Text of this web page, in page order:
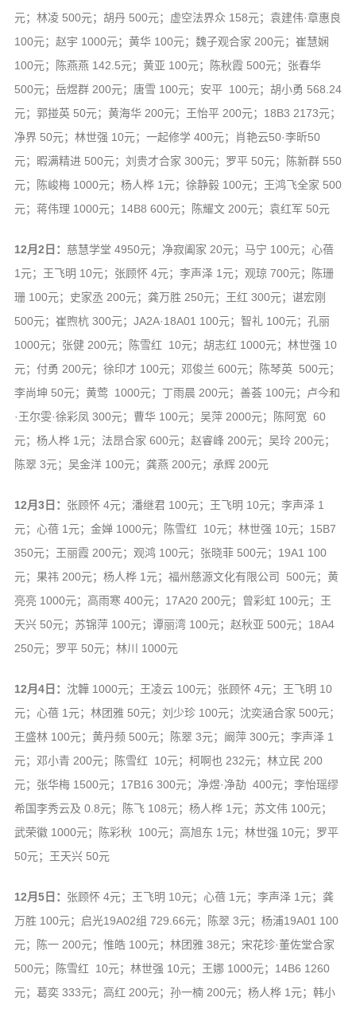
元；林凌 500元；胡丹 500元；虚空法界众 158元；袁建伟·章惠良
100元；赵宇 1000元；黄华 100元；魏子观合家 200元；崔慧娴
100元；陈燕燕 142.5元；黄亚 100元；陈秋霞 500元；张春华
500元；岳煜群 200元；唐雪 100元；安平 100元；胡小勇 568.24
元；郭掽英 50元；黄海华 200元；王怡平 200元；18B3 2173元；
净界 50元；林世强 10元；一起修学 400元；肖艳云50·李昕50
元；暇满精进 500元；刘贵才合家 300元；罗平 50元；陈新群 550
元；陈峻梅 1000元；杨人桦 1元；徐静毅 100元；王鸿飞全家 500
元；蒋伟理 1000元；14B8 600元；陈耀文 200元；袁红军 50元
12月2日： 慈慧学堂 4950元；净寂阖家 20元；马宁 100元；心蓓
1元；王飞明 10元；张顾怀 4元；李声泽 1元；观琼 700元；陈珊
珊 100元；史家丞 200元；龚万胜 250元；王红 300元；谌宏刚
500元；崔煦杭 300元；JA2A·18A01 100元；智礼 100元；孔丽
1000元；张健 200元；陈雪红 10元；胡志红 1000元；林世强 10
元；付勇 200元；徐印才 100元；邓俊兰 600元；陈琴英 500元；
李尚坤 50元；黄莺 1000元；丁雨晨 200元；善荟 100元；卢今和
·王尔雯·徐彩凤 300元；曹华 100元；吴萍 2000元；陈阿宽 60
元；杨人桦 1元；法昂合家 600元；赵睿峰 200元；吴玲 200元；
陈翠 3元；吴金洋 100元；龚燕 200元；承辉 200元
12月3日： 张顾怀 4元；潘继君 100元；王飞明 10元；李声泽 1
元；心蓓 1元；金婵 1000元；陈雪红 10元；林世强 10元；15B7
350元；王丽霞 200元；观鸿 100元；张晓菲 500元；19A1 100
元；果祎 200元；杨人桦 1元；福州慈源文化有限公司 500元；黄
亮亮 1000元；高雨寒 400元；17A20 200元；曾彩虹 100元；王
天兴 50元；苏锦萍 100元；谭丽湾 100元；赵秋亚 500元；18A4
250元；罗平 50元；林川 1000元
12月4日： 沈韡 1000元；王凌云 100元；张顾怀 4元；王飞明 10
元；心蓓 1元；林团雅 50元；刘少珍 100元；沈奕涵合家 500元；
王盛林 100元；黄丹频 500元；陈翠 3元；阚萍 300元；李声泽 1
元；邓小青 200元；陈雪红 10元；柯啊也 232元；林立民 200
元；张华梅 1500元；17B16 300元；净煜·净劼 400元；李怡瑶缪
希国李秀云及 0.8元；陈飞 108元；杨人桦 1元；苏文伟 100元；
武荣徽 1000元；陈彩秋 100元；高旭东 1元；林世强 10元；罗平
50元；王天兴 50元
12月5日： 张顾怀 4元；王飞明 10元；心蓓 1元；李声泽 1元；龚
万胜 100元；启光19A02组 729.66元；陈翠 3元；杨浦19A01 100
元；陈一 200元；惟皓 100元；林团雅 38元；宋花珍·董佐堂合家
500元；陈雪红 10元；林世强 10元；王娜 1000元；14B6 1260
元；葛奕 333元；高红 200元；孙一楠 200元；杨人桦 1元；韩小